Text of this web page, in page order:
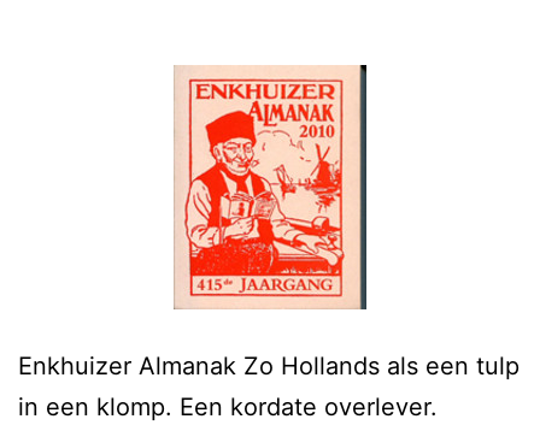
Enkhuizer Almanak Zo Hollands als een tulp
in een klomp. Een kordate overlever.